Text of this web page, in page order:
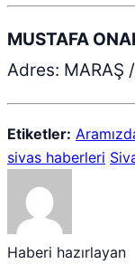
MUSTAFA
Adres: MARAŞ
Etiketler:
sivas haberleri
Haberi hazırlayan